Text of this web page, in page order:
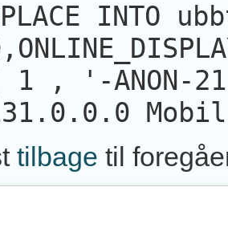
INTO
( 1 , '-
tilbage til